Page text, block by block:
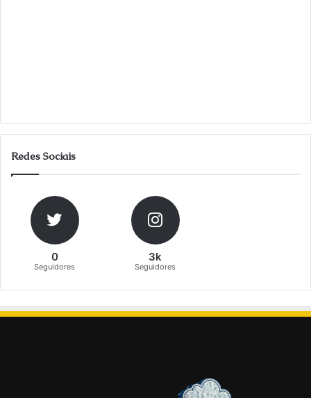
Redes Sociais
0
Seguidores
3k
Seguidores